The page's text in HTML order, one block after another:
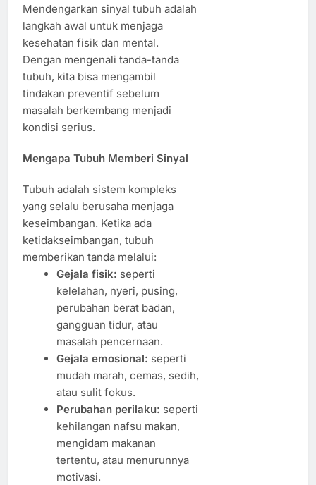
Mendengarkan sinyal tubuh adalah
langkah awal untuk menjaga
kesehatan fisik dan mental.
Dengan mengenali tanda-tanda
tubuh, kita bisa mengambil
tindakan preventif sebelum
masalah berkembang menjadi
kondisi serius.
Mengapa Tubuh Memberi Sinyal
Tubuh adalah sistem kompleks
yang selalu berusaha menjaga
keseimbangan. Ketika ada
ketidakseimbangan, tubuh
memberikan tanda melalui:
Gejala fisik: seperti
kelelahan, nyeri, pusing,
perubahan berat badan,
gangguan tidur, atau
masalah pencernaan.
Gejala emosional: seperti
mudah marah, cemas, sedih,
atau sulit fokus.
Perubahan perilaku: seperti
kehilangan nafsu makan,
mengidam makanan
tertentu, atau menurunnya
motivasi.